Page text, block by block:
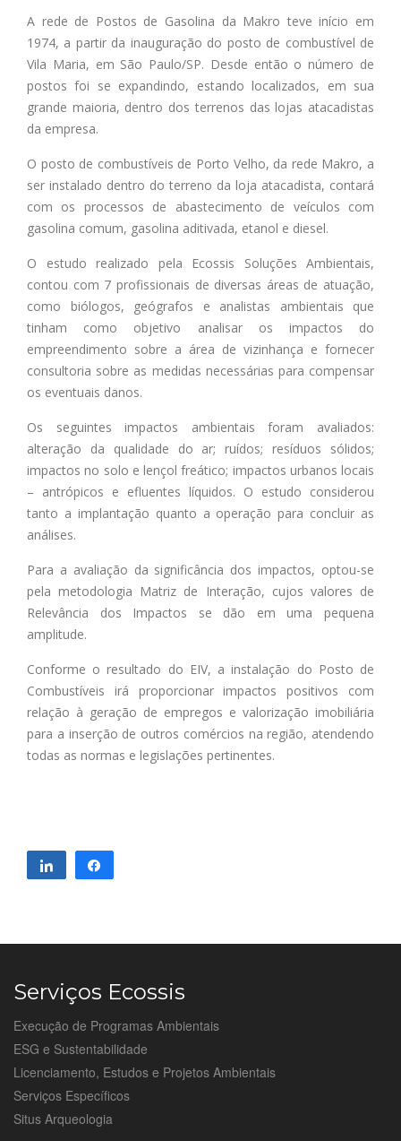
A rede de Postos de Gasolina da Makro teve início em
1974, a partir da inauguração do posto de combustível de
Vila Maria, em São Paulo/SP. Desde então o número de
postos foi se expandindo, estando localizados, em sua
grande maioria, dentro dos terrenos das lojas atacadistas
da empresa.
O posto de combustíveis de Porto Velho, da rede Makro, a
ser instalado dentro do terreno da loja atacadista, contará
com os processos de abastecimento de veículos com
gasolina comum, gasolina aditivada, etanol e diesel.
O estudo realizado pela Ecossis Soluções Ambientais,
contou com 7 profissionais de diversas áreas de atuação,
como biólogos, geógrafos e analistas ambientais que
tinham como objetivo analisar os impactos do
empreendimento sobre a área de vizinhança e fornecer
consultoria sobre as medidas necessárias para compensar
os eventuais danos.
Os seguintes impactos ambientais foram avaliados:
alteração da qualidade do ar; ruídos; resíduos sólidos;
impactos no solo e lençol freático; impactos urbanos locais
– antrópicos e efluentes líquidos. O estudo considerou
tanto a implantação quanto a operação para concluir as
análises.
Para a avaliação da significância dos impactos, optou-se
pela metodologia Matriz de Interação, cujos valores de
Relevância dos Impactos se dão em uma pequena
amplitude.
Conforme o resultado do EIV, a instalação do Posto de
Combustíveis irá proporcionar impactos positivos com
relação à geração de empregos e valorização imobiliária
para a inserção de outros comércios na região, atendendo
todas as normas e legislações pertinentes.
Compartilhar
Serviços Ecossis
Execução de Programas Ambientais
ESG e Sustentabilidade
Licenciamento, Estudos e Projetos Ambientais
Serviços Específicos
Situs Arqueologia